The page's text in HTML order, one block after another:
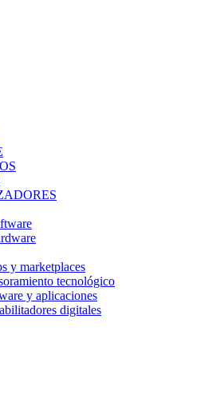
y marketplaces
tecnológico
y aplicaciones
digitales